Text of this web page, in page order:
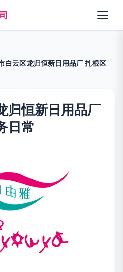
白云区龙归恒新日用品厂 扎根区
归恒新日用品厂
日常